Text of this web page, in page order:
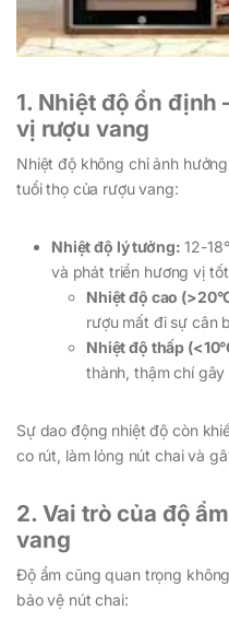
1. Nhiệt độ ổn định
vị rượu vang
Nhiệt độ không chỉ ảnh
tuổi thọ của rượu vang:
Nhiệt độ lý tưởng: 12-
và phát triển hương vị
Nhiệt độ cao
rượu mất đi sự cân
Nhiệt độ thấp
thành, thậm chí
Sự dao động nhiệt độ còn
co rút, làm lỏng nút chai và
2. Vai trò của độ
vang
Độ ẩm cũng quan trọng
bảo vệ nút chai: